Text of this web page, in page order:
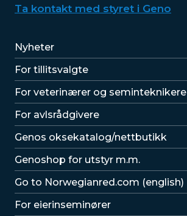
Ta kontakt med styret i Geno
Lenker
Nyheter
For tillitsvalgte
For veterinærer og seminteknikere
For avlsrådgivere
Lenker
Genos oksekatalog/nettbutikk
Genoshop for utstyr m.m.
Go to Norwegianred.com (english)
For eierinseminører